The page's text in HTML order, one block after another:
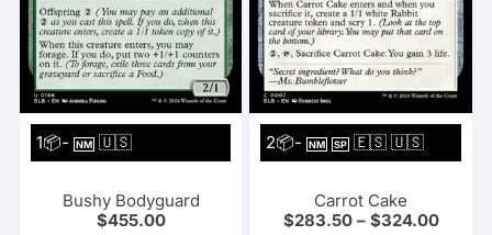
1📦-NM 🇺🇸
Bushy Bodyguard
$455.00
2📦-NM SP 🇪🇸 🇺🇸
Carrot Cake
$283.50– $324.00